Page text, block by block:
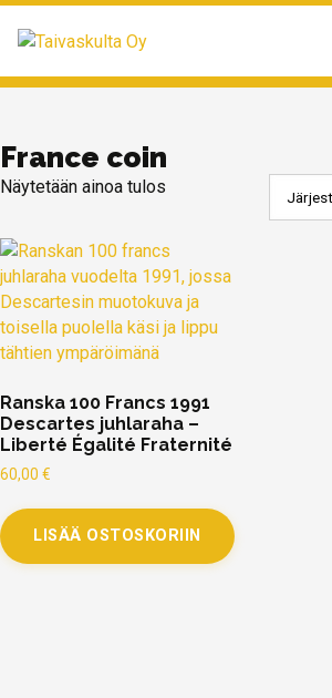
France coin
Näytetään ainoa tulos
Ranska 100 Francs 1991
Descartes juhlaraha –
Liberté Égalité Fraternité
60,00 €
LISÄÄ OSTOSKORIIN